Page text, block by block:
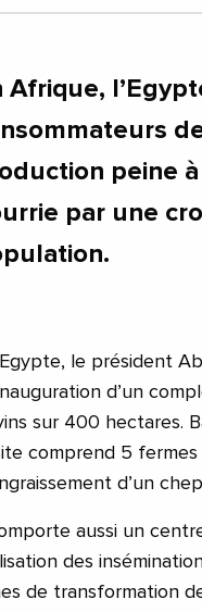
Afrique,
peine
par une
Egypte, le président
d’un
sur 400 hectares.
comprend 5
d’un
aussi un
des
de transformation